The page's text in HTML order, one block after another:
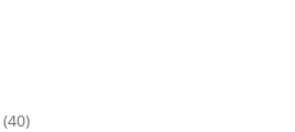
(40)